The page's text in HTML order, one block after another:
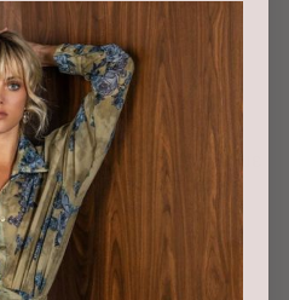
αγορές από 100€ και
κωδικούς για πληρωμή με
κατάθεση με τον